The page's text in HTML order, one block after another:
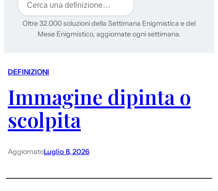
Oltre 32.000 soluzioni della Settimana Enigmistica e del
Mese Enigmistico, aggiornate ogni settimana.
DEFINIZIONI
Immagine dipinta o
scolpita
AggiornatoLuglio 8, 2026